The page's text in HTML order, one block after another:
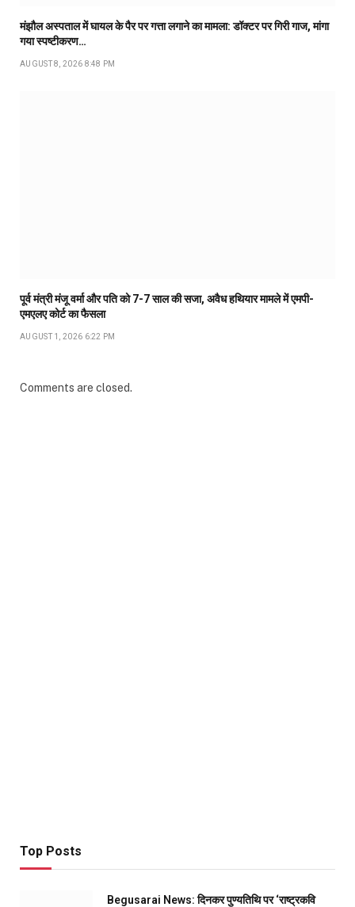
मंझौल अस्पताल में घायल के पैर पर गत्ता लगाने का मामला: डॉक्टर पर गिरी गाज, मांगा
गया स्पष्टीकरण…
AUGUST 8, 2026 8:48 PM
पूर्व मंत्री मंजू वर्मा और पति को 7-7 साल की सजा, अवैध हथियार मामले में एमपी-
एमएलए कोर्ट का फैसला
AUGUST 1, 2026 6:22 PM
Comments are closed.
Top Posts
Begusarai News: दिनकर पुण्यतिथि पर ‘राष्ट्रकवि